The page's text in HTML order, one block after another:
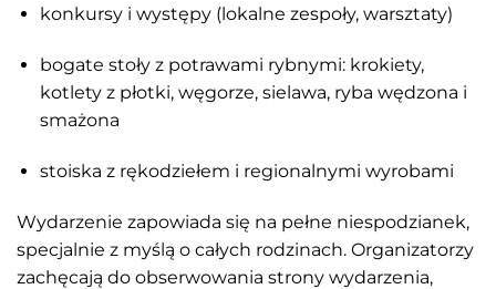
konkursy i występy (lokalne zespoły, warsztaty)
bogate stoły z potrawami rybnymi: krokiety,
kotlety z płotki, węgorze, sielawa, ryba wędzona i
smażona
stoiska z rękodziełem i regionalnymi wyrobami
Wydarzenie zapowiada się na pełne niespodzianek,
specjalnie z myślą o całych rodzinach. Organizatorzy
zachęcają do obserwowania strony wydarzenia,